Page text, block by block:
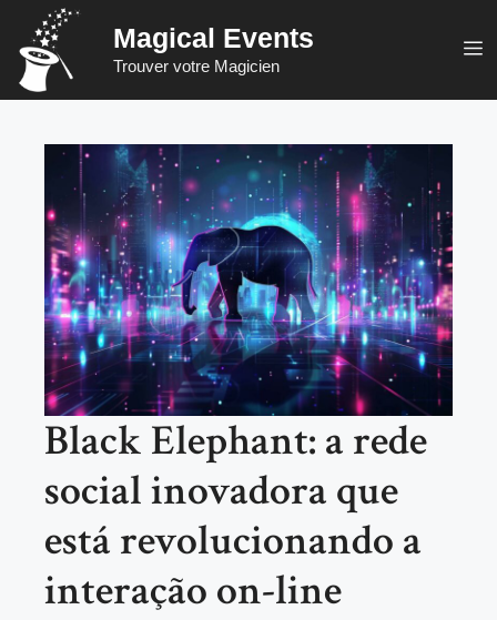
para
conteúdo
Magical Events
Trouver votre Magicien
Black Elephant: a rede
social inovadora que
está revolucionando a
interação on-line